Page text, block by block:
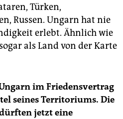
Türken,
Russen. Ungarn hat nie
erlebt. Ähnlich wie
als Land von der Karte
im Friedensvertrag
seines Territoriums. Die
jetzt eine